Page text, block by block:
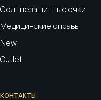
Солнцезащитные очки
Медицинские оправы
New
Outlet
КОНТАКТЫ